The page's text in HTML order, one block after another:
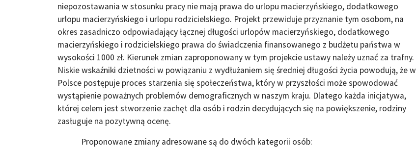
niepozostawania w stosunku pracy nie mają prawa do urlopu macierzyńskiego, dodatkowego
urlopu macierzyńskiego i urlopu rodzicielskiego. Projekt przewiduje przyznanie tym osobom, na
okres zasadniczo odpowiadający łącznej długości urlopów macierzyńskiego, dodatkowego
macierzyńskiego i rodzicielskiego prawa do świadczenia finansowanego z budżetu państwa w
wysokości 1000 zł. Kierunek zmian zaproponowany w tym projekcie ustawy należy uznać za trafny.
Niskie wskaźniki dzietności w powiązaniu z wydłużaniem się średniej długości życia powodują, że w
Polsce postępuje proces starzenia się społeczeństwa, który w przyszłości może spowodować
wystąpienie poważnych problemów demograficznych w naszym kraju. Dlatego każda inicjatywa,
której celem jest stworzenie zachęt dla osób i rodzin decydujących się na powiększenie, rodziny
zasługuje na pozytywną ocenę.
Proponowane zmiany adresowane są do dwóch kategorii osób: